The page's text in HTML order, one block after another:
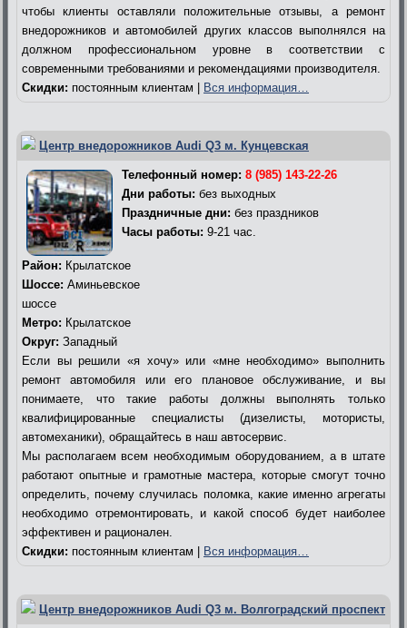
чтобы клиенты оставляли положительные отзывы, а ремонт
внедорожников и автомобилей других классов выполнялся на
должном профессиональном уровне в соответствии с
современными требованиями и рекомендациями производителя.
Скидки: постоянным клиентам | Вся информация…
Центр внедорожников Audi Q3 м. Кунцевская
Телефонный номер: 8 (985) 143-22-26
Дни работы: без выходных
Праздничные дни: без праздников
Часы работы: 9-21 час.
Район: Крылатское
Шоссе: Аминьевское
шоссе
Метро: Крылатское
Округ: Западный
Если вы решили «я хочу» или «мне необходимо» выполнить
ремонт автомобиля или его плановое обслуживание, и вы
понимаете, что такие работы должны выполнять только
квалифицированные специалисты (дизелисты, мотористы,
автомеханики), обращайтесь в наш автосервис.
Мы располагаем всем необходимым оборудованием, а в штате
работают опытные и грамотные мастера, которые смогут точно
определить, почему случилась поломка, какие именно агрегаты
необходимо отремонтировать, и какой способ будет наиболее
эффективен и рационален.
Скидки: постоянным клиентам | Вся информация…
Центр внедорожников Audi Q3 м. Волгоградский проспект